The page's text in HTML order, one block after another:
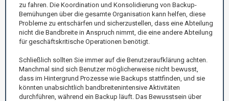
zu fahren. Die Koordination und Konsolidierung von Backup-
Bemühungen über die gesamte Organisation kann helfen, diese
Probleme zu entschärfen und sicherzustellen, dass eine Abteilung
nicht die Bandbreite in Anspruch nimmt, die eine andere Abteilung
für geschäftskritische Operationen benötigt.
Schließlich sollten Sie immer auf die Benutzeraufklärung achten.
Manchmal sind sich Benutzer möglicherweise nicht bewusst,
dass im Hintergrund Prozesse wie Backups stattfinden, und sie
könnten unabsichtlich bandbreitenintensive Aktivitäten
durchführen, während ein Backup läuft. Das Bewusstsein über